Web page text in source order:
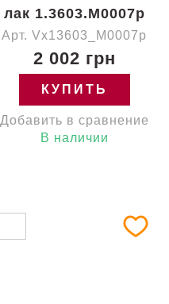
лак 1.3603.M0007p
Арт. Vx13603_M0007p
2 002 грн
КУПИТЬ
Добавить в сравнение
В наличии